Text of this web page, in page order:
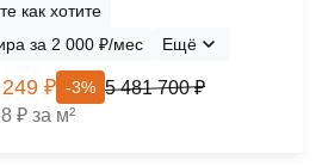
как хотите
за 2 000 ₽/мес
Ещё
₽ -3% 5 481 700 ₽
₽ за м²